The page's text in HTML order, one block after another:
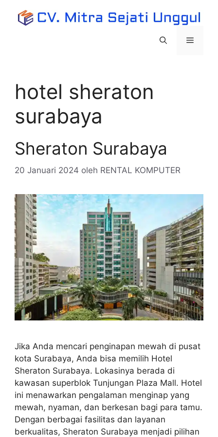
Menu
hotel sheraton
surabaya
Sheraton Surabaya
20 Januari 2024 oleh RENTAL KOMPUTER
Jika Anda mencari penginapan mewah di pusat
kota Surabaya, Anda bisa memilih Hotel
Sheraton Surabaya. Lokasinya berada di
kawasan superblok Tunjungan Plaza Mall. Hotel
ini menawarkan pengalaman menginap yang
mewah, nyaman, dan berkesan bagi para tamu.
Dengan berbagai fasilitas dan layanan
berkualitas, Sheraton Surabaya menjadi pilihan